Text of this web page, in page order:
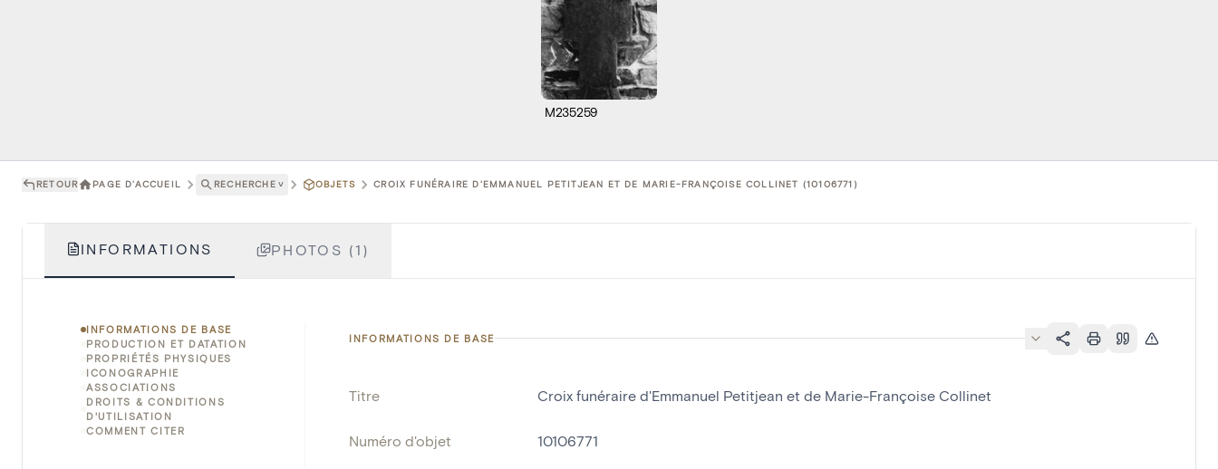
M235259
RETOUR PAGE D'ACCUEIL RECHERCHE ˅ OBJETS CROIX FUNÉRAIRE D'EMMANUEL PETITJEAN ET DE MARIE-FRANÇOISE COLLINET (10106771)
INFORMATIONS PHOTOS (1)
INFORMATIONS DE BASE
PRODUCTION ET DATATION
PROPRIÉTÉS PHYSIQUES
ICONOGRAPHIE
ASSOCIATIONS
DROITS & CONDITIONS
D'UTILISATION
COMMENT CITER
INFORMATIONS DE BASE
Titre Croix funéraire d'Emmanuel Petitjean et de Marie-Françoise Collinet
Numéro d'objet 10106771